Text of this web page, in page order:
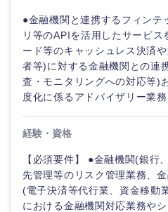
大分県
鹿児島県
●金融機関と連携するフィン
リ等のAPIを活用したサービス
ード等のキャッシュレス決済
者等)に対する金融機関との連
査・モニタリングへの対応等)
度化に係るアドバイザリー業
経験・資格
【必須要件】 ●金融機関(銀行
先管理等のリスク管理業務、
(電子決済等代行業、資金移動
における金融機関対応業務や